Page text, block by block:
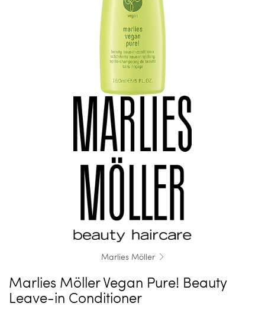
Marlies Möller
Marlies Möller Vegan Pure! Beauty
Leave-in Conditioner